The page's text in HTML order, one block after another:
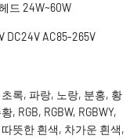
드 24W~60W
DC24V AC85-265V
록, 파랑, 노랑, 분홍, 황
, RGB, RGBW, RGBWY,
뜻한 흰색, 차가운 흰색,